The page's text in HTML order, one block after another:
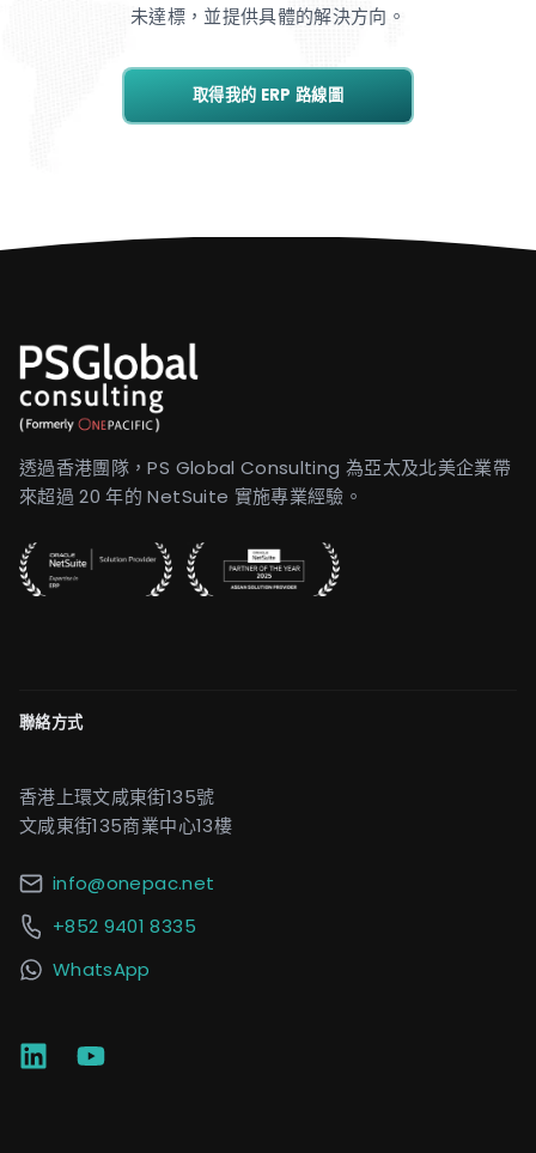
未達標，並提供具體的解決方向。
取得我的 ERP 路線圖
透過香港團隊，PS Global Consulting 為亞太及北美企業帶
來超過 20 年的 NetSuite 實施專業經驗。
聯絡方式
香港上環文咸東街135號
文咸東街135商業中心13樓
info@onepac.net
+852 9401 8335
WhatsApp